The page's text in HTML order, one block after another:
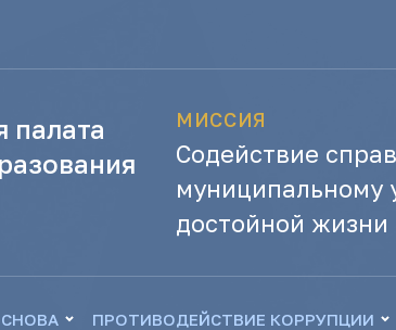
палата
МИССИЯ
Содействие
муниципальному
достойной
ПРОТИВОДЕЙСТВИЕ КОРРУПЦИИ